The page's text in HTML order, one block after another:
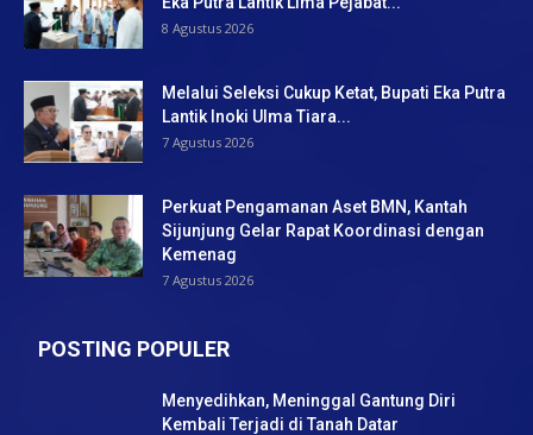
8 Agustus 2026
Melalui Seleksi Cukup Ketat, Bupati Eka Putra
Lantik Inoki Ulma Tiara...
7 Agustus 2026
Perkuat Pengamanan Aset BMN, Kantah
Sijunjung Gelar Rapat Koordinasi dengan
Kemenag
7 Agustus 2026
POSTING POPULER
Menyedihkan, Meninggal Gantung Diri
Kembali Terjadi di Tanah Datar